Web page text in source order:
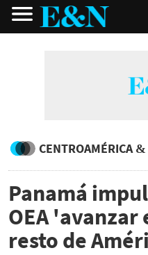
CENTROAMÉRICA
Panamá
OEA 'avanzar
resto de